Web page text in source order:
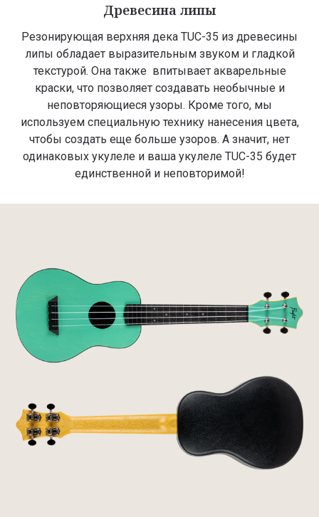
Древесина липы
Резонирующая верхняя дека TUC-35 из древесины
липы обладает выразительным звуком и гладкой
текстурой. Она также впитывает акварельные
краски, что позволяет создавать необычные и
неповторяющиеся узоры. Кроме того, мы
используем специальную технику нанесения цвета,
чтобы создать еще больше узоров. А значит, нет
одинаковых укулеле и ваша укулеле TUC-35 будет
единственной и неповторимой!